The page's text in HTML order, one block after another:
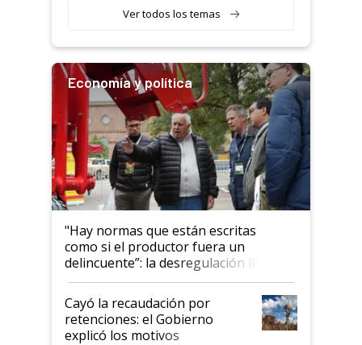
Ver todos los temas
Economía y política
"Hay normas que están escritas
como si el productor fuera un
delincuente”: la desregulación llegó
al Congreso Aapresid y hasta se
habló del financiamiento al IPCVA
Cayó la recaudación por
retenciones: el Gobierno
explicó los motivos